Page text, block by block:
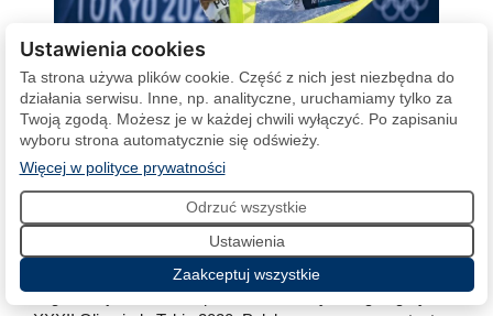
Piotr Myszka bez medalu w RS:X
Piotr Myszka nie wywalczył upragnionego medalu w
żeglarskiej klasie RS:X podczas finałowych regat Igrzysk
Ustawienia cookies
Ta strona używa plików cookie. Część z nich jest niezbędna do
działania serwisu. Inne, np. analityczne, uruchamiamy tylko za
Twoją zgodą. Możesz je w każdej chwili wyłączyć. Po zapisaniu
wyboru strona automatycznie się odświeży.
Więcej w polityce prywatności(otwiera się w nowej karcie)
Odrzuć wszystkie
Ustawienia
Zaakceptuj wszystkie